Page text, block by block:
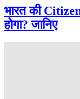
भारत की
होगा? जानिए